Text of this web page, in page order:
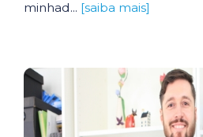
minhad... [saiba mais]